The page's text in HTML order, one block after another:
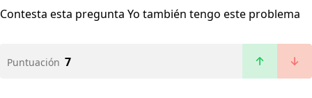
Contesta esta pregunta Yo también tengo este problema
Puntuación 7